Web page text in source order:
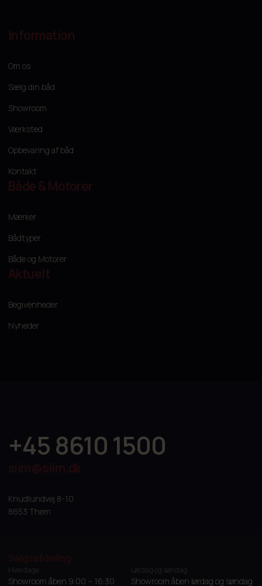
Information
Om os
Sælg din båd
Showroom
Værksted
Opbevaring af båd
Kontakt
Både & Motorer
Mærker
Bådtyper
Både og Motorer
Aktuelt
Begivenheder
Nyheder
+45 8610 1500
siim@siim.dk
Knudlundvej 8-10
8653 Them
Salgsafdeling
Hverdage
Showroom åben 9:00 – 16:30
Lørdag og søndag
Showroom åben lørdag og søndag